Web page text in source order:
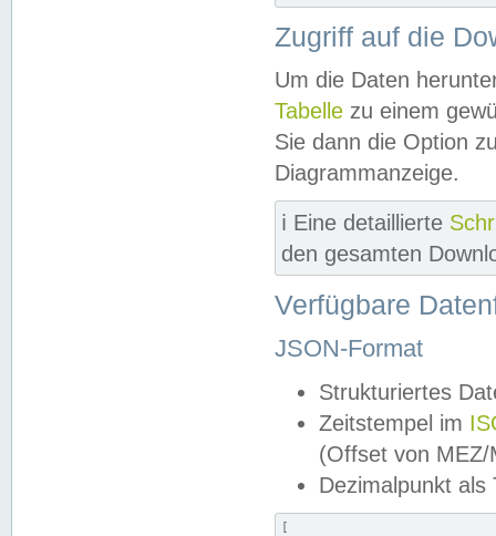
Zugriff auf die
Um die Daten
Tabelle zu einem
Sie dann die Option
Diagrammanzeige.
ℹ️ Eine detaillierte
den gesamten
Verfügbare
JSON-Format
Strukturiertes
Zeitstempel im
(Offset von MEZ/
Dezimalpunkt als
[